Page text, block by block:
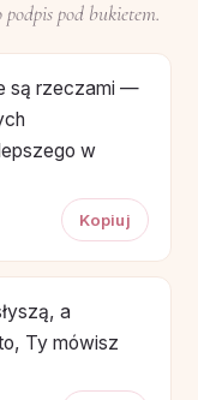
pod bukietem.
są rzeczami —
w
Kopiuj
a
Ty mówisz